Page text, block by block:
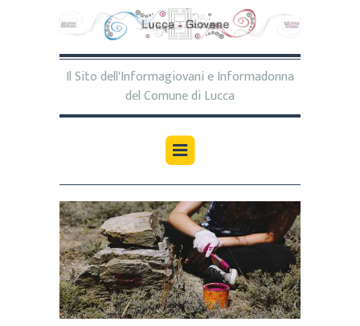
Il Sito dell'Informagiovani e Informadonna
del Comune di Lucca